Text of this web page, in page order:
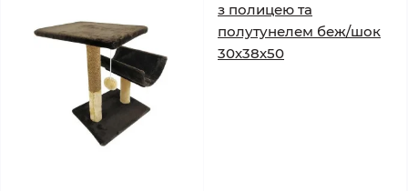
з полицею та
полутунелем беж/шок
30х38х50